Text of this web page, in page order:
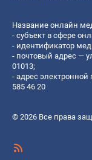
Название онлайн
- субъект в сфере
- идентификатор
- почтовый адрес —
01013;
- адрес
585 46 20
© 2026 Все права